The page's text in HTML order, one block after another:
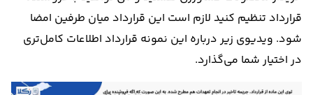
قرارداد تنظیم کنید لازم است این قرارداد میان طرفین امضا
شود. ویدیوی زیر درباره این نمونه قرارداد اطلاعات کامل‌تری
در اختیار شما می‌گذارد.